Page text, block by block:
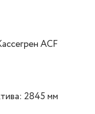
ACF
2845 мм